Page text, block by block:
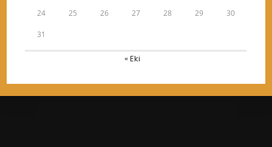
24 25 26 27 28 29 30
31
« Eki